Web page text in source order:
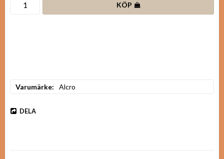
KÖP
Varumärke Alcro
DELA